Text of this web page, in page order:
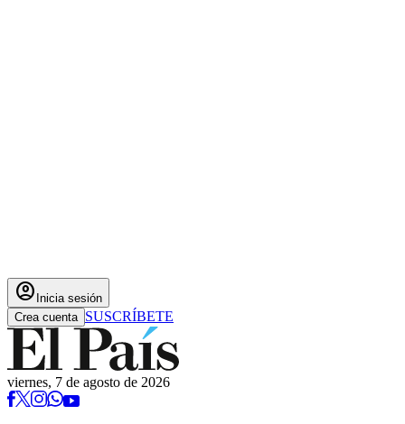
account_circle Inicia sesión
Crea cuenta SUSCRÍBETE
viernes, 7 de agosto de 2026